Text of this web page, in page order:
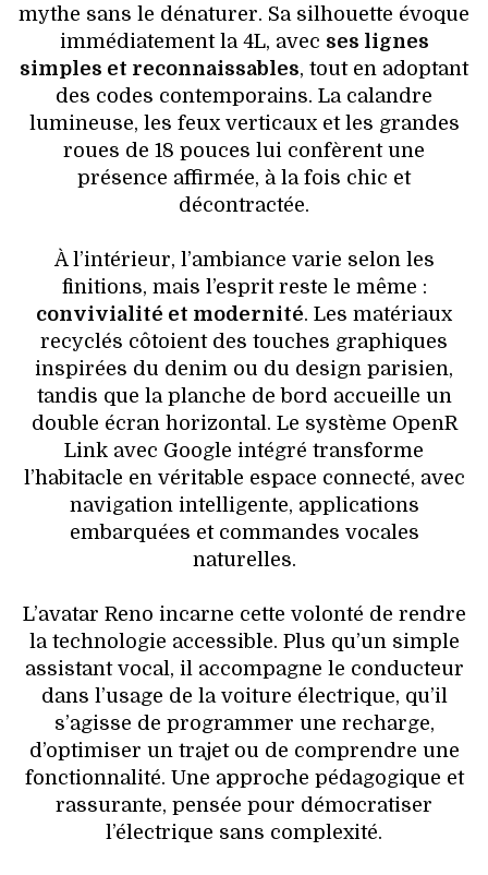
mythe sans le dénaturer. Sa silhouette évoque
immédiatement la 4L, avec ses lignes
simples et reconnaissables, tout en adoptant
des codes contemporains. La calandre
lumineuse, les feux verticaux et les grandes
roues de 18 pouces lui confèrent une
présence affirmée, à la fois chic et
décontractée.
À l’intérieur, l’ambiance varie selon les
finitions, mais l’esprit reste le même :
convivialité et modernité. Les matériaux
recyclés côtoient des touches graphiques
inspirées du denim ou du design parisien,
tandis que la planche de bord accueille un
double écran horizontal. Le système OpenR
Link avec Google intégré transforme
l’habitacle en véritable espace connecté, avec
navigation intelligente, applications
embarquées et commandes vocales
naturelles.
L’avatar Reno incarne cette volonté de rendre
la technologie accessible. Plus qu’un simple
assistant vocal, il accompagne le conducteur
dans l’usage de la voiture électrique, qu’il
s’agisse de programmer une recharge,
d’optimiser un trajet ou de comprendre une
fonctionnalité. Une approche pédagogique et
rassurante, pensée pour démocratiser
l’électrique sans complexité.